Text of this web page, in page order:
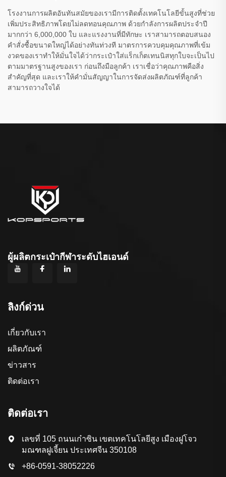
โรงงานการผลิตอันทันสมัยของเรามีการติดตั้งเทคโนโลยีขั้นสูงที่ช่วย
เพิ่มประสิทธิภาพโดยไม่ลดทอนคุณภาพ ด้วยกำลังการผลิตประจำปี
มากกว่า 6,000,000 ใบ และแรงงานที่มีทักษะ เราสามารถตอบสนอง
คำสั่งซื้อขนาดใหญ่ได้อย่างทันท่วงที มาตรการควบคุมคุณภาพที่เข้ม
งวดของเราทำให้มั่นใจได้ว่ากระเป๋าใส่แร็กเก็ตเทนนิสทุกใบจะเป็นไป
ตามมาตรฐานสูงของเรา ก่อนถึงมือลูกค้า เราเชื่อว่าคุณภาพคือสิ่ง
สำคัญที่สุด และเราให้คำมั่นสัญญาในการจัดส่งผลิตภัณฑ์ที่ลูกค้า
สามารถวางใจได้
ผู้ผลิตกระเป๋ากีฬาระดับไฮเอนด์
ลิงก์ด่วน
เกี่ยวกับเรา
ผลิตภัณฑ์
ข่าวสาร
ติดต่อเรา
ติดต่อเรา
เลขที่ 105 ถนนเก๋าซิน เขตเทคโนโลยีสูง เมืองฝูโจว
มณฑลฝูเจี้ยน ประเทศจีน 350108
+86-0591-38052226